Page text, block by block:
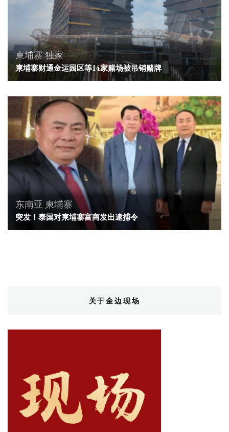
柬埔寨独家
柬埔寨财通金运园区等14家赌场被吊销赌牌
东南亚 柬埔寨
突发！泰国对柬埔寨富商发出逮捕令
关于金边现场